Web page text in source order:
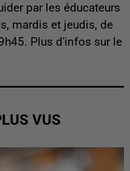
par les éducateurs
mardis et jeudis, de
Plus d'infos sur le
VUS